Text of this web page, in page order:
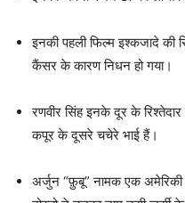
इनकी पहली फिल्म इश्कजादे की
कैंसर के कारण निधन हो गया।
रणवीर सिंह इनके दूर के
कपूर के दूसरे चचेरे भाई हैं।
अर्जुन “फ़ुबू” नामक एक